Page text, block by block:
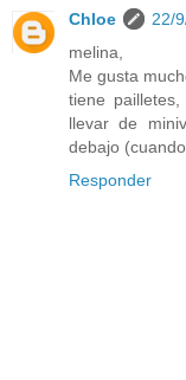
Chloe
22/
melina,
Me gusta
tiene
llevar de
debajo
Responder